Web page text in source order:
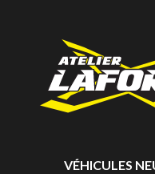
VÉHICULES